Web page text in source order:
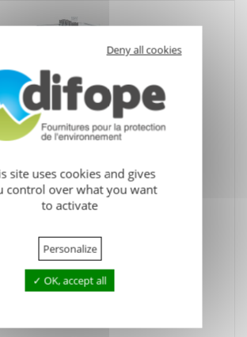
stockage huiles usagées 400 L
stockage huiles usagées 750 L
Deny all cookies
site uses cookies and gives
control over what you want
to activate
Personalize
OK, accept all